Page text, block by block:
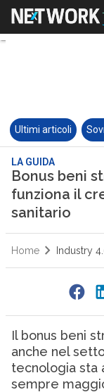
Ultimi articoli
LA GUIDA
Bonus beni
funziona il
sanitario
Home Industry
Il bonus beni
anche nel
tecnologia sta
sempre